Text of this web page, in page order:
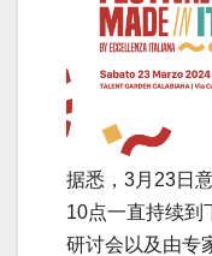
据悉，3月23日
10点一直持续到
研讨会以及由专